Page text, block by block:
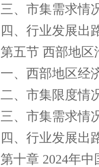
三、市集需求情
四、行业发展出
第五节 西部地
一、西部地区经
二、市集限度情
三、市集需求情
四、行业发展出
第十章 2024年